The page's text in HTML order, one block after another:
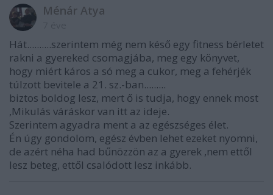
Ménár Atya
Hát..........szerintem még nem késő egy fitness bérletet
rakni a gyereked csomagjába, meg egy könyvet,
hogy miért káros a só meg a cukor, meg a fehérjék
túlzott bevitele a 21. sz.-ban.........
biztos boldog lesz, mert ő is tudja, hogy ennek most
,Mikulás váráskor van itt az ideje.
Szerintem agyadra ment a az egészséges élet.
Én úgy gondolom, egész évben lehet ezeket nyomni,
de azért néha had bűnözzön az a gyerek ,nem ettől
lesz beteg, ettől csalódott lesz inkább.